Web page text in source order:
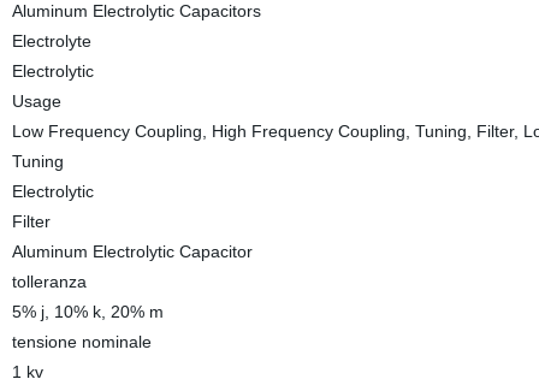
Aluminum Electrolytic Capacitors
Electrolyte
Electrolytic
Usage
Low Frequency Coupling, High Frequency Coupling, Tuning, Filter,
Tuning
Electrolytic
Filter
Aluminum Electrolytic Capacitor
tolleranza
5% j, 10% k, 20% m
tensione nominale
1 kv